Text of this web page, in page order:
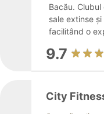
Bacău.
sale extinse
facilitând o
9.7
City